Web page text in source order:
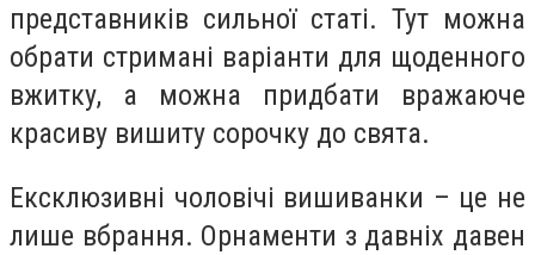
представників сильної статі. Тут можна
обрати стримані варіанти для щоденного
вжитку, а можна придбати вражаюче
красиву вишиту сорочку до свята.
Ексклюзивні чоловічі вишиванки – це не
лише вбрання. Орнаменти з давніх давен